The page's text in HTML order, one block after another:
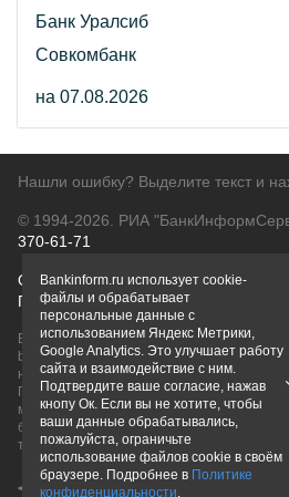
Банк Уралсиб
Совкомбанк
на 07.08.2026
Нашли ошибку? Выделите текст и
© 1994-2026. РИА
370-61-71
О проектеПолитика
Правовая информацияДля
Вся информация о продуктах банков,
bankinform.ru, носит исключительно
не является публичной офертой,
ГК РФ. Информация не содержит точного
может быть изменена. Конечные условия
банков или при личном обращении.
товарные знаки принадлежит их
Bankinform.ru использует cookie-
файлы и обрабатывает
персональные данные с
использованием Яндекс Метрики,
Google Analytics. Это улучшает работу
сайта и взаимодействие с ним.
Подтвердите ваше согласие, нажав
кнопу Ок. Если вы не хотите, чтобы
ваши данные обрабатывались,
пожалуйста, ограничьте
использование файлов cookie в своём
браузере. Подробнее в Политике
конфиденциальности.